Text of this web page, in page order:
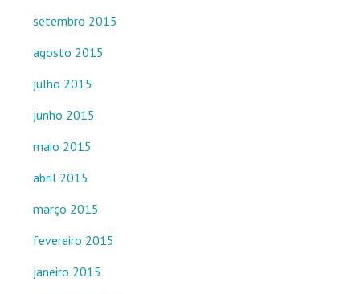
setembro 2015
agosto 2015
julho 2015
junho 2015
maio 2015
abril 2015
março 2015
fevereiro 2015
janeiro 2015